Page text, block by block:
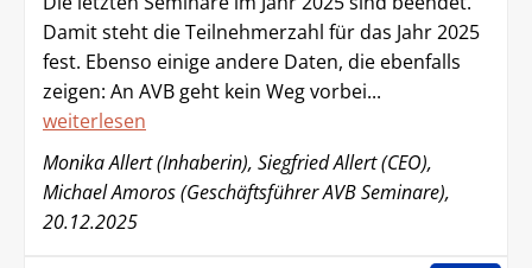
Damit steht die Teilnehmerzahl für das Jahr 2025
fest. Ebenso einige andere Daten, die ebenfalls
zeigen: An AVB geht kein Weg vorbei...
weiterlesen
Monika Allert (Inhaberin), Siegfried Allert (CEO),
Michael Amoros (Geschäftsführer AVB Seminare),
20.12.2025